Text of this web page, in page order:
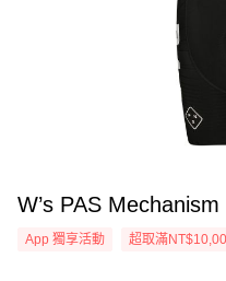
W’s PAS
App 獨享活動 超取滿